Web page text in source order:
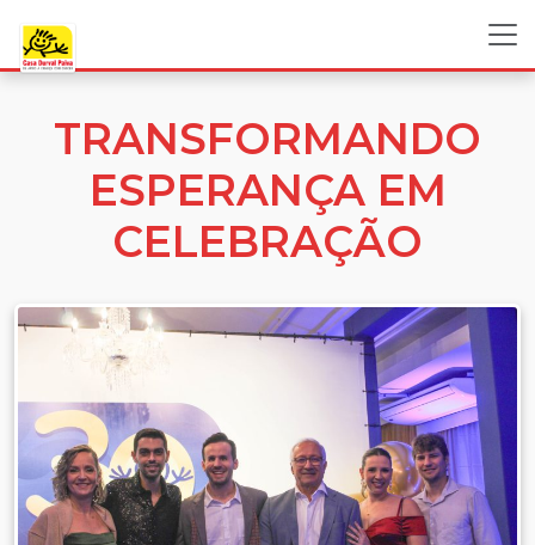
TRANSFORMANDO
ESPERANÇA EM
CELEBRAÇÃO